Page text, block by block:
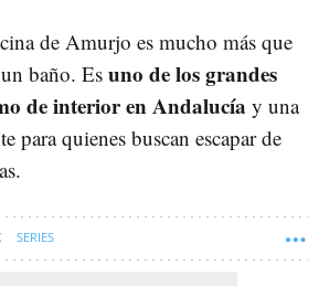
de Amurjo es mucho más que
baño. Esuno de los grandes
de interior en Andalucía y una
para quienes buscan escapar de
SERIES